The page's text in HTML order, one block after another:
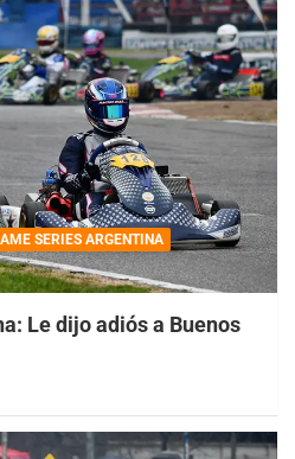
SERIES ARGENTINA
Le dijo adiós a Buenos